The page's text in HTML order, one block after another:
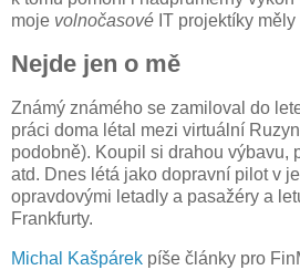
moje volnočasové IT projektíky
Nejde jen o mě
Známý známého se zamiloval do
práci doma létal mezi virtuální
podobně). Koupil si drahou výbavu,
atd. Dnes létá jako dopravní pilot v
opravdovými letadly a pasažéry a
Frankfurty.
Michal Kašpárek píše články pro